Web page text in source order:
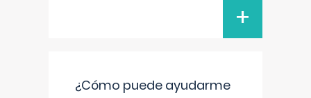
+
¿Cómo puede ayudarme